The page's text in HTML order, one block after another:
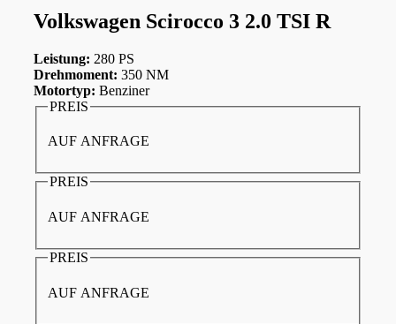
Volkswagen Scirocco 3 2.0 TSI R
Leistung: 280 PS
Drehmoment: 350 NM
Motortyp: Benziner
PREIS
AUF ANFRAGE
PREIS
AUF ANFRAGE
PREIS
AUF ANFRAGE